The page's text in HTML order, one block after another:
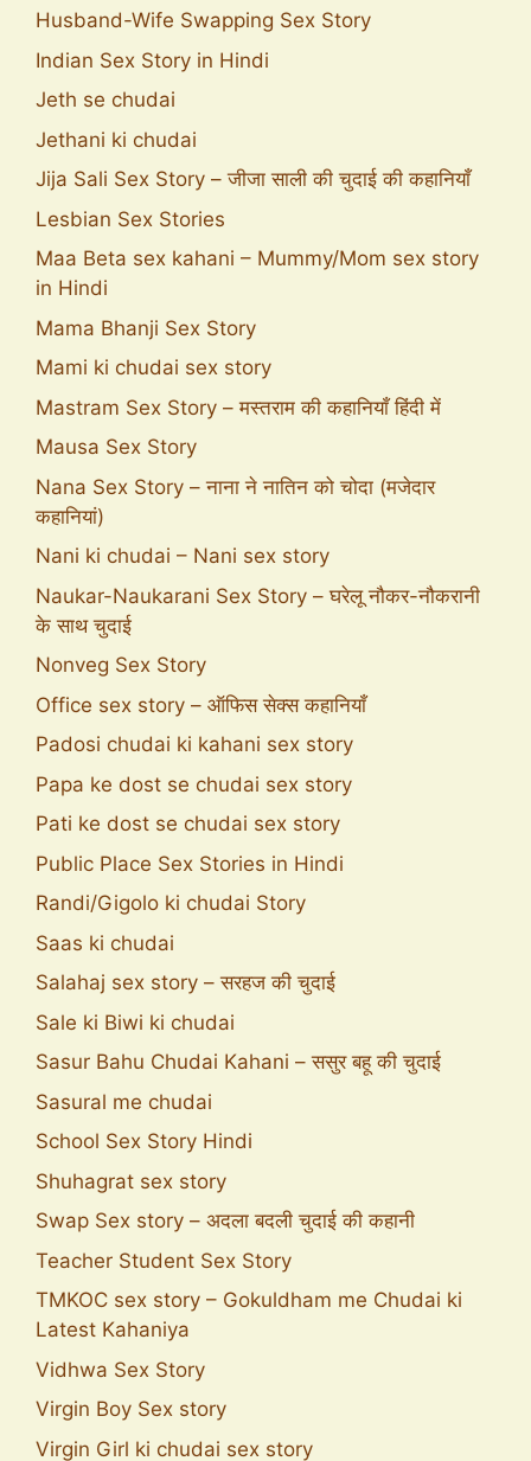
Husband-Wife Swapping Sex Story
Indian Sex Story in Hindi
Jeth se chudai
Jethani ki chudai
Jija Sali Sex Story – जीजा साली की चुदाई की कहानियाँ
Lesbian Sex Stories
Maa Beta sex kahani – Mummy/Mom sex story
in Hindi
Mama Bhanji Sex Story
Mami ki chudai sex story
Mastram Sex Story – मस्तराम की कहानियाँ हिंदी में
Mausa Sex Story
Nana Sex Story – नाना ने नातिन को चोदा (मजेदार
कहानियां)
Nani ki chudai – Nani sex story
Naukar-Naukarani Sex Story – घरेलू नौकर-नौकरानी
के साथ चुदाई
Nonveg Sex Story
Office sex story – ऑफिस सेक्स कहानियाँ
Padosi chudai ki kahani sex story
Papa ke dost se chudai sex story
Pati ke dost se chudai sex story
Public Place Sex Stories in Hindi
Randi/Gigolo ki chudai Story
Saas ki chudai
Salahaj sex story – सरहज की चुदाई
Sale ki Biwi ki chudai
Sasur Bahu Chudai Kahani – ससुर बहू की चुदाई
Sasural me chudai
School Sex Story Hindi
Shuhagrat sex story
Swap Sex story – अदला बदली चुदाई की कहानी
Teacher Student Sex Story
TMKOC sex story – Gokuldham me Chudai ki
Latest Kahaniya
Vidhwa Sex Story
Virgin Boy Sex story
Virgin Girl ki chudai sex story